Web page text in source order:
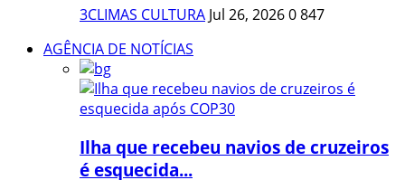
3CLIMAS CULTURA Jul 26, 20260847
AGÊNCIA DE NOTÍCIAS
Ilha que recebeu navios de cruzeiros
é esquecida...